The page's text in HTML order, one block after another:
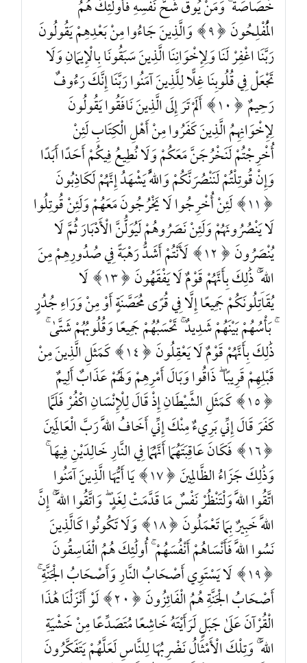
خَصَاصَةٌ ۚ وَمَنْ يُوقَ شُحَّ نَفْسِهِ فَأُولَٰئِكَ هُمُ
الْمُفْلِحُونَ 9
وَالَّذِينَ جَاءُوا مِنْ بَعْدِهِمْ يَقُولُونَ
رَبَّنَا اغْفِرْ لَنَا وَلِإِخْوَانِنَا الَّذِينَ سَبَقُونَا بِالْإِيمَانِ وَلَا
تَجْعَلْ فِي قُلُوبِنَا غِلًّا لِلَّذِينَ آمَنُوا رَبَّنَا إِنَّكَ رَءُوفٌ
رَحِيمٌ 10
أَلَمْ تَرَ إِلَى الَّذِينَ نَافَقُوا يَقُولُونَ
لِإِخْوَانِهِمُ الَّذِينَ كَفَرُوا مِنْ أَهْلِ الْكِتَابِ لَئِنْ
أُخْرِجْتُمْ لَنَخْرُجَنَّ مَعَكُمْ وَلَا نُطِيعُ فِيكُمْ أَحَدًا أَبَدًا
وَإِنْ قُوتِلْتُمْ لَنَنْصُرَنَّكُمْ وَاللَّهُ يَشْهَدُ إِنَّهُمْ لَكَاذِبُونَ
11
لَئِنْ أُخْرِجُوا لَا يَخْرُجُونَ مَعَهُمْ وَلَئِنْ قُوتِلُوا
لَا يَنْصُرُونَهُمْ وَلَئِنْ نَصَرُوهُمْ لَيُوَلُّنَّ الْأَدْبَارَ ثُمَّ لَا
يُنْصَرُونَ 12
لَأَنْتُمْ أَشَدُّ رَهْبَةً فِي صُدُورِهِمْ مِنَ
اللَّهِ ۚ ذَٰلِكَ بِأَنَّهُمْ قَوْمٌ لَا يَفْقَهُونَ 13
لَا
يُقَاتِلُونَكُمْ جَمِيعًا إِلَّا فِي قُرًى مُحَصَّنَةٍ أَوْ مِنْ وَرَاءِ جُدُرٍ
ۚ بَأْسُهُمْ بَيْنَهُمْ شَدِيدٌ ۚ تَحْسَبُهُمْ جَمِيعًا وَقُلُوبُهُمْ شَتَّىٰ ۚ
ذَٰلِكَ بِأَنَّهُمْ قَوْمٌ لَا يَعْقِلُونَ 14
كَمَثَلِ الَّذِينَ مِنْ
قَبْلِهِمْ قَرِيبًا ۖ ذَاقُوا وَبَالَ أَمْرِهِمْ وَلَهُمْ عَذَابٌ أَلِيمٌ
15
كَمَثَلِ الشَّيْطَانِ إِذْ قَالَ لِلْإِنْسَانِ اكْفُرْ فَلَمَّا
كَفَرَ قَالَ إِنِّي بَرِيءٌ مِنْكَ إِنِّي أَخَافُ اللَّهَ رَبَّ الْعَالَمِينَ
16
فَكَانَ عَاقِبَتَهُمَا أَنَّهُمَا فِي النَّارِ خَالِدَيْنِ فِيهَا ۚ
وَذَٰلِكَ جَزَاءُ الظَّالِمِينَ 17
يَا أَيُّهَا الَّذِينَ آمَنُوا
اتَّقُوا اللَّهَ وَلْتَنْظُرْ نَفْسٌ مَا قَدَّمَتْ لِغَدٍ ۖ وَاتَّقُوا اللَّهَ ۚ إِنَّ
اللَّهَ خَبِيرٌ بِمَا تَعْمَلُونَ 18
وَلَا تَكُونُوا كَالَّذِينَ
نَسُوا اللَّهَ فَأَنْسَاهُمْ أَنْفُسَهُمْ ۚ أُولَٰئِكَ هُمُ الْفَاسِقُونَ
19
لَا يَسْتَوِي أَصْحَابُ النَّارِ وَأَصْحَابُ الْجَنَّةِ ۚ
أَصْحَابُ الْجَنَّةِ هُمُ الْفَائِزُونَ 20
لَوْ أَنْزَلْنَا هَٰذَا
الْقُرْآنَ عَلَىٰ جَبَلٍ لَرَأَيْتَهُ خَاشِعًا مُتَصَدِّعًا مِنْ خَشْيَةِ
اللَّهِ ۚ وَتِلْكَ الْأَمْثَالُ نَضْرِبُهَا لِلنَّاسِ لَعَلَّهُمْ يَتَفَكَّرُونَ